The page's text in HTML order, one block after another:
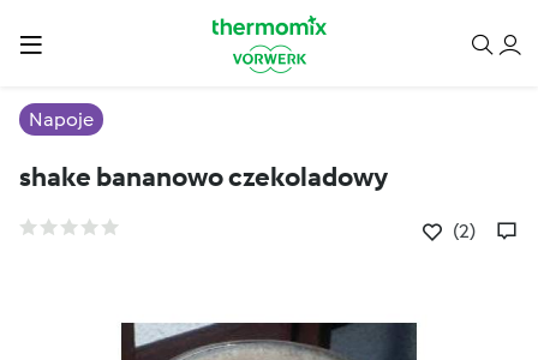
Napoje
shake bananowo czekoladowy
(2)